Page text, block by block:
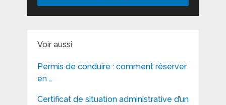
Voir aussi
Permis de conduire : comment réserver
en …
Certificat de situation administrative d’un